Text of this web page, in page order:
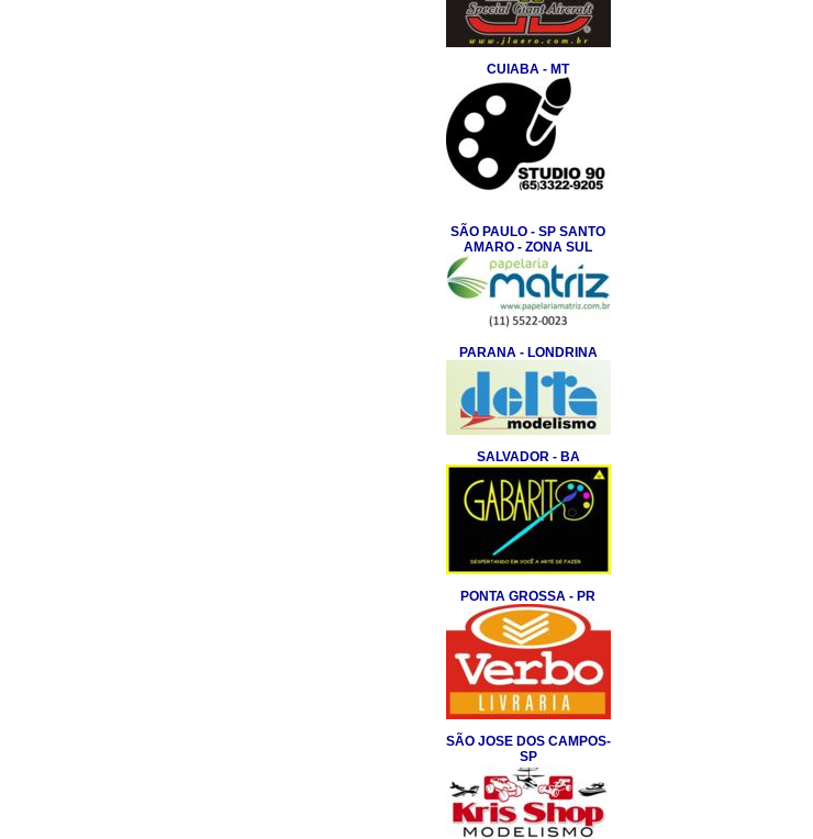
CUIABA - MT
SÃO PAULO - SP SANTO
AMARO - ZONA SUL
PARANA - LONDRINA
SALVADOR - BA
PONTA GROSSA - PR
SÃO JOSE DOS CAMPOS-
SP